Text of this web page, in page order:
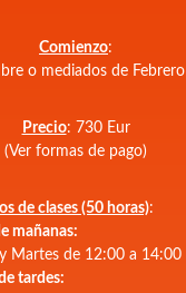
Comienzo:
o mediados de Febrero
Precio: 730 Eur
(Ver formas de pago)
de clases (50 horas):
mañanas:
Martes de 12:00 a 14:00
tardes: